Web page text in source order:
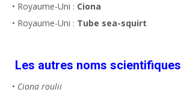
• Royaume-Uni : Ciona
• Royaume-Uni : Tube sea-squirt
Les autres noms
• Ciona roulii